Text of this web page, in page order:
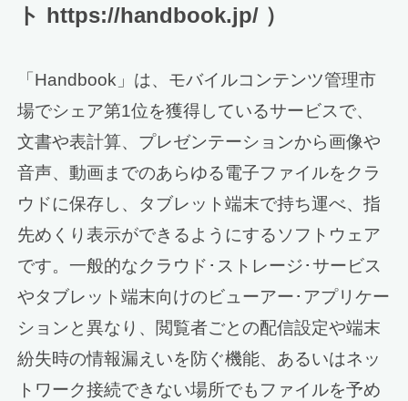
ト https://handbook.jp/ ）
「Handbook」は、モバイルコンテンツ管理市
場でシェア第1位を獲得しているサービスで、
文書や表計算、プレゼンテーションから画像や
音声、動画までのあらゆる電子ファイルをクラ
ウドに保存し、タブレット端末で持ち運べ、指
先めくり表示ができるようにするソフトウェア
です。一般的なクラウド･ストレージ･サービス
やタブレット端末向けのビューアー･アプリケー
ションと異なり、閲覧者ごとの配信設定や端末
紛失時の情報漏えいを防ぐ機能、あるいはネッ
トワーク接続できない場所でもファイルを予め